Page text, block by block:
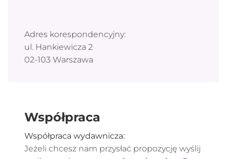
Adres korespondencyjny:
ul. Hankiewicza 2
02-103 Warszawa
Współpraca
Współpraca wydawnicza:
Jeżeli chcesz nam przysłać propozycję wyślij